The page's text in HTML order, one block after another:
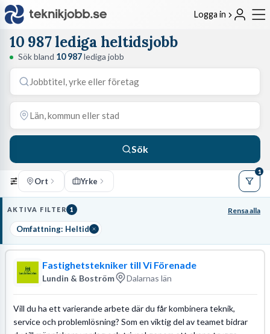
Logga in
10 987 lediga heltidsjobb
Sök bland 10 987lediga jobb
Sök
Ort Yrke
1
AKTIVA FILTER 1 Rensa alla
Omfattning: Heltid
Fastighetstekniker till Vi Förenade
Lundin & Boström Dalarnas län
Vill du ha ett varierande arbete där du får kombinera teknik,
service och problemlösning? Som en viktig del av teamet bidrar